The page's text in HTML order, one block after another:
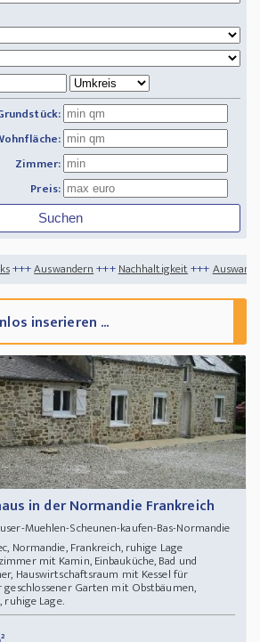
Zimmer:
Preis:
Nachhaltigkeit+++Auswandern - dahin, wo der
inserieren ...
in der Normandie Frankreich
Muehlen-Scheunen-kaufen-Bas-Normandie
Normandie, Frankreich, ruhige Lage
mit Kamin, Einbauküche, Bad und
Hauswirtschaftsraum mit Kessel für
Garten mit Obstbäumen,
ruhige Lage.